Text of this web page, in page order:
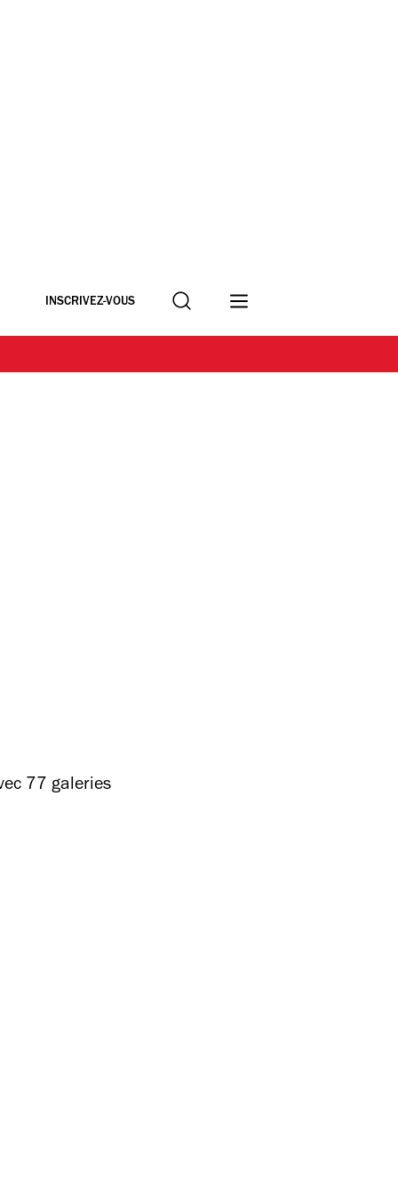
INSCRIVEZ-VOUS Recherche
77 galeries